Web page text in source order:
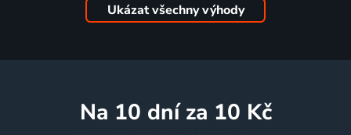
Ukázat všechny výhody
na 10 dní za 10 Kč